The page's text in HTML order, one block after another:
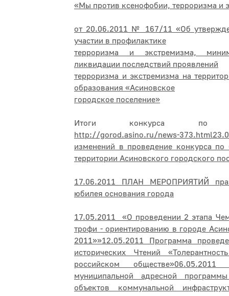
«Мы против ксенофобии, терроризма и
от 20.06.2011 № 167/11 «Об
участии в профилактике
терроризма и экстремизма,
ликвидации последствий проявлений
терроризма и экстремизма на
образования «Асиновское
городское поселение»
Итоги конкурса по
http://gorod.asino.ru/news-373.html
изменений в проведение конкурса по
территории Асиновского городского
17.06.2011 ПЛАН МЕРОПРИЯТИЙ
юбилея основания города
17.05.2011 «О проведении 2 этапа
трофи - ориентированию в городе
2011»»12.05.2011 Программа
исторических Чтений
российском обществе»06.05.2011
муниципальной адресной
объектов коммунальной